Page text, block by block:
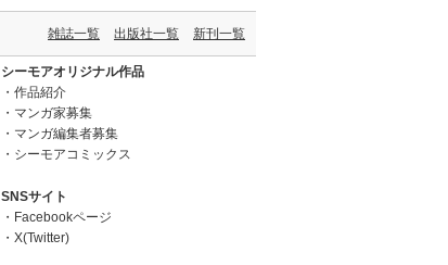
雑誌一覧 出版社一覧 新刊一覧
シーモアオリジナル作品
作品紹介
マンガ家募集
マンガ編集者募集
シーモアコミックス
SNSサイト
Facebookページ
X(Twitter)